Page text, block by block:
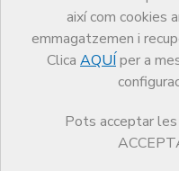
així com cookies
emmagatzemen i
Clica AQUÍ per a
Pots acceptar les
Qui som
Seccions